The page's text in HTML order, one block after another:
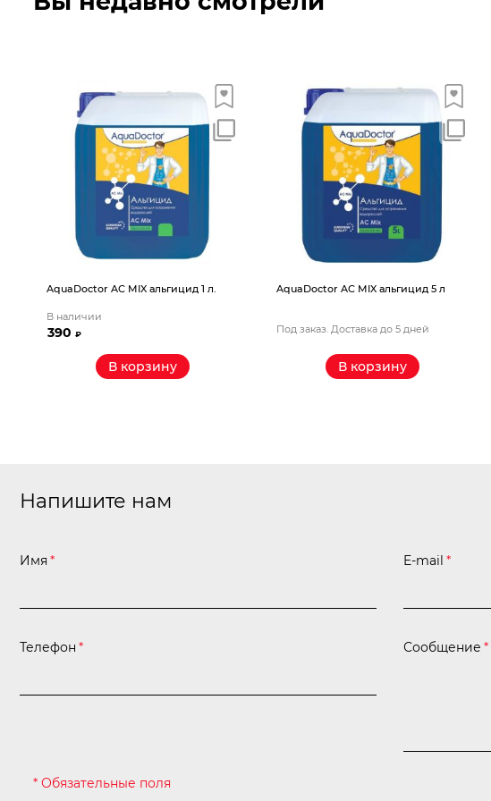
AquaDoctor AС MIX альгицид 1 л.
В наличии
390₽
В корзину
AquaDoctor AС MIX альгицид 5 л
Под заказ. Доставка до 5 дней
В корзину
Напишите нам
Имя * E-mail *
Телефон * Сообщение *
* Обязательные поля